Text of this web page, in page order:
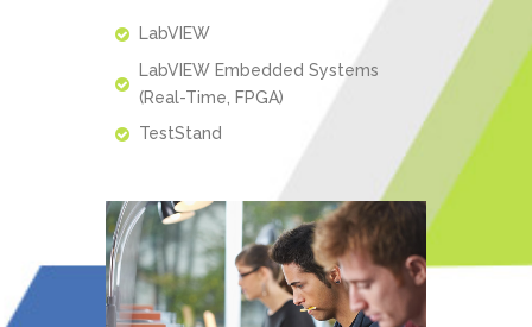
LabVIEW
LabVIEW Embedded Systems
(Real-Time, FPGA)
TestStand